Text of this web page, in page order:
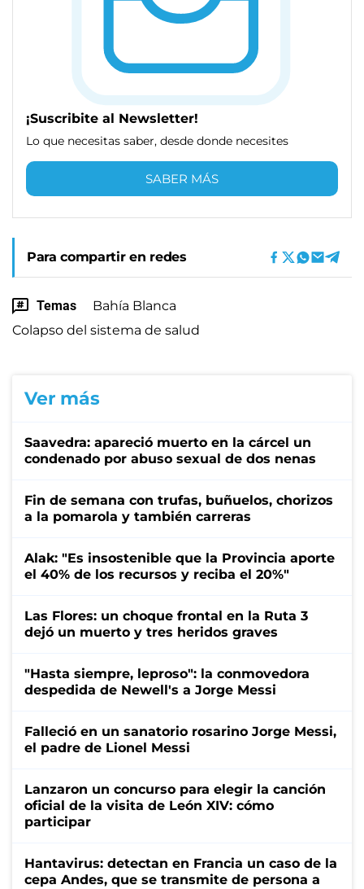
¡Suscribite al Newsletter!
Lo que necesitas saber, desde donde necesites
SABER MÁS
Para compartir en redes
Temas
Bahía Blanca
Colapso del sistema de salud
Ver más
Saavedra: apareció muerto en la cárcel un
condenado por abuso sexual de dos nenas
Fin de semana con trufas, buñuelos, chorizos
a la pomarola y también carreras
Alak: "Es insostenible que la Provincia aporte
el 40% de los recursos y reciba el 20%"
Las Flores: un choque frontal en la Ruta 3
dejó un muerto y tres heridos graves
"Hasta siempre, leproso": la conmovedora
despedida de Newell's a Jorge Messi
Falleció en un sanatorio rosarino Jorge Messi,
el padre de Lionel Messi
Lanzaron un concurso para elegir la canción
oficial de la visita de León XIV: cómo
participar
Hantavirus: detectan en Francia un caso de la
cepa Andes, que se transmite de persona a